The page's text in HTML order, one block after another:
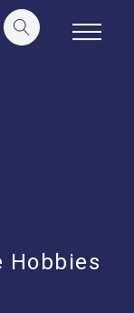
Hobbies